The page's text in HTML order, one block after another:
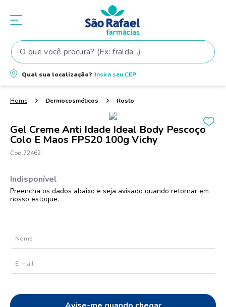
O que você procura? (Ex: fralda...)
Qual sua localização? Insira seu CEP
Dermocosméticos Rosto
Gel Creme Anti Idade Ideal Body Pescoço
Colo E Maos FPS20 100g Vichy
72462
Termos mais buscados
1º fralda
shampoo
4º lenço umedecido
5º tintura cabelo
7º fralda pampers
8º proge
10º